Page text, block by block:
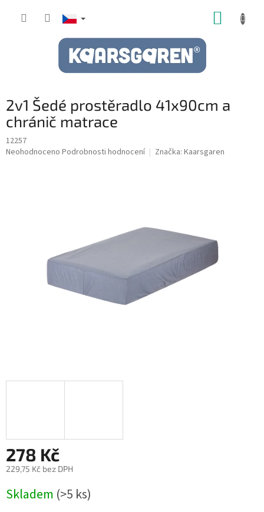
2v1 Šedé prostěradlo 41x90cm a
chránič matrace
12257
Průměrné
Neohodnoceno Podrobnosti hodnocení Značka: Kaarsgaren
278 Kč
229,75 Kč bez DPH
cena:
Skladem (>5 ks)